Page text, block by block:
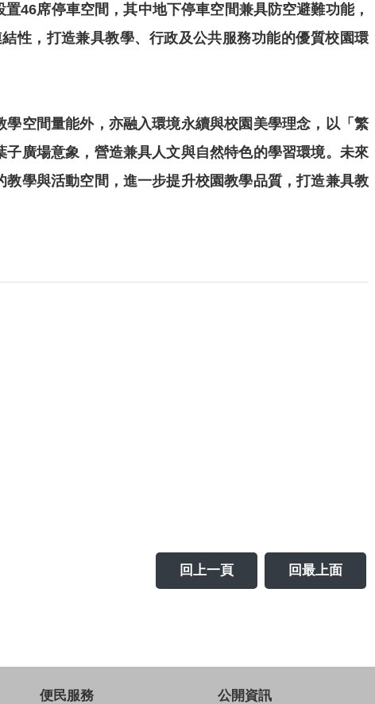
46席停車空間，其中地下停車空間兼具防空避難功能，
性，打造兼具教學、行政及公共服務功能的優質校園環
空間量能外，亦融入環境永續與校園美學理念，以「繁
廣場意象，營造兼具人文與自然特色的學習環境。未來
學與活動空間，進一步提升校園教學品質，打造兼具教
回上一頁
回最上面
便民服務 公開資訊